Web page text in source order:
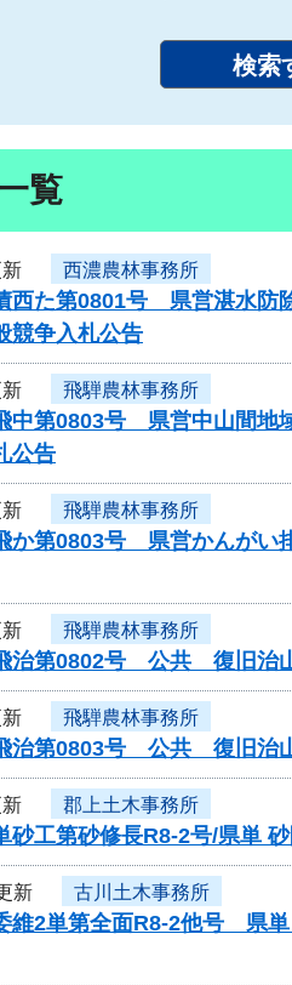
覧
西濃農林事務所
西た第0801号 県営湛水
競争入札公告
飛騨農林事務所
中第0803号 県営中山間
公告
飛騨農林事務所
か第0803号 県営かんが
飛騨農林事務所
治第0802号 公共 復旧治
飛騨農林事務所
治第0803号 公共 復旧治
郡上土木事務所
砂工第砂修長R8-2号/県単
新 古川土木事務所
維2単第全面R8-2他号 県